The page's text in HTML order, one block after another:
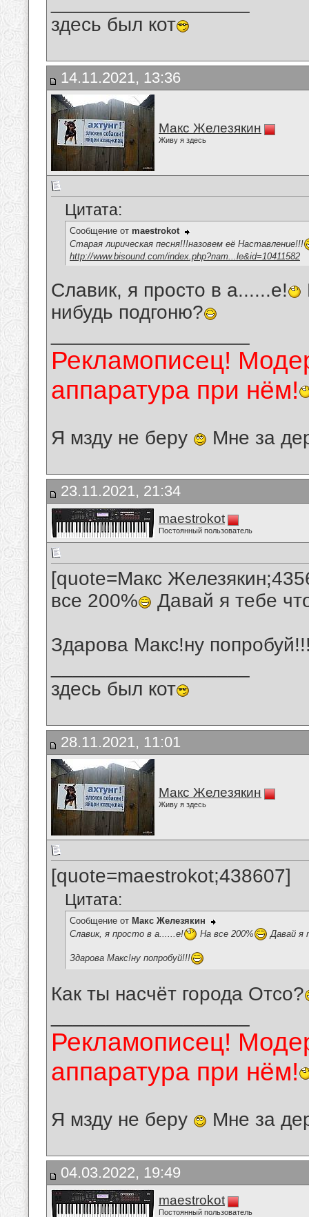
здесь был кот
14.11.2021, 13:36
Макс Железякин
Живу я здесь
Цитата:
Сообщение от maestrokot
Старая лирическая песня!!!назовем её Наставление!!!
http://www.bisound.com/index.php?nam...le&id=10411582
Славик, я просто в а......е!
нибудь подгоню?
Рекламописец!
аппаратура при нём!
Я мзду не беру Мне за
23.11.2021, 21:34
maestrokot
Постоянный пользователь
[quote=Макс
все 200%
Давай я тебе
Здарова Макс!ну
здесь был кот
28.11.2021, 11:01
Макс Железякин
Живу я здесь
[quote=maestrokot;438607]
Цитата:
Сообщение от Макс Железякин
Славик, я просто в а......е!
На все 200% Давай я
Здарова Макс!ну попробуй!!!
Как ты насчёт города Отсо?
Рекламописец!
аппаратура при нём!
Я мзду не беру Мне за
04.03.2022, 19:49
maestrokot
Постоянный пользователь